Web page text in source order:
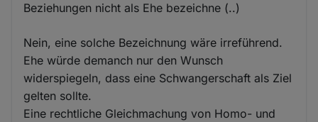
Beziehungen nicht als Ehe bezeichne (..)
Nein, eine solche Bezeichnung wäre irreführend.
Ehe würde demanch nur den Wunsch
widerspiegeln, dass eine Schwangerschaft als Ziel
gelten sollte.
Eine rechtliche Gleichmachung von Homo- und